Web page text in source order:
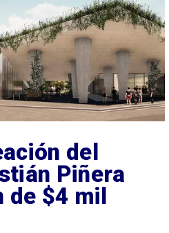
del
Piñera
de $4 mil